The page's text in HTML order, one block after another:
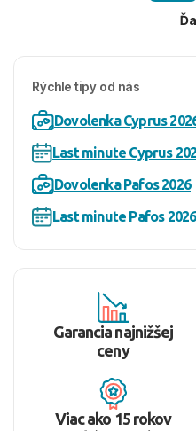
Rýchle tipy od nás
Dovolenka Cyprus
Last minute Cyprus
Dovolenka Pafos 2026
Last minute Pafos 2026
Garancia najnižšej
ceny
Viac ako 15 rokov